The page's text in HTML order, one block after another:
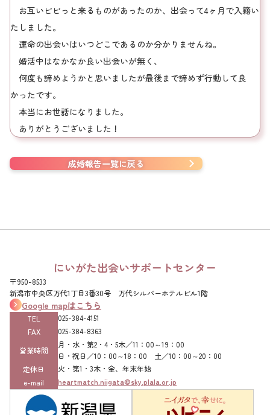
お互いビビっと来るものがあったのか、出会って4ヶ月で入籍い
たしました。
運命の出会いはいつどこであるのか分かりませんね。
婚活中はなかなか良い出会いが無く、
何度も諦めようかと思いましたが最後まで諦めず行動して良
かったです。
本当にお世話になりました。
ありがとうございました！
成婚報告一覧に戻る
にいがた出会いサポートセンター
〒950-8533
新潟市中央区万代1丁目3番30号 万代シルバーホテルビル1階
Google mapはこちら
TEL
025-384-4151‌
FAX
025-384-8363‌
営業時間
月・水・第2・4・5木／11：00～19：00
日・祝日／10：00～18：00 土／10：00～20：00
定休日
火・第1・3木・金、年末年始
e-mail
heartmatch.niigata@sky.plala.or.jp